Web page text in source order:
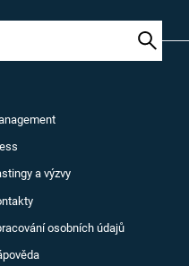
a výzvy
osobních údajů